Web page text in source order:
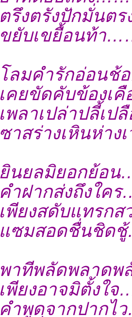
ตรึงตรังปักมั่นต
ขยับเขยื้อนท้า
โลมคำรักอ่อน
เคยขัดคับข้องเ
เพลาเปล่าปลี้เ
ซาสร่างเหินห่า
ยินยลมิยอกย้อ
คำฝากส่งถึงใ
เพียงสดับแทรก
แซมสอดชื่นชิด
พาทีพลัดพลาด
เพียงอาจมิตั้ง
คำพูดจากปาก